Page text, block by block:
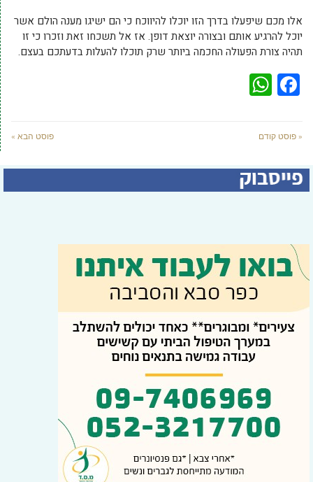
אלו מכם שיפעלו בדרך הזו יוכלו להיווכח כי הם ישיגו מענה הולם אשר
יוכל להרגיע אותם ובצורה יוצאת דופן. אז אל תשכחו זאת וזכרו כי זו
תהיה צורת הפעולה החכמה ביותר שרק תוכלו להעלות בדעתכם בעצם.
Facebook
« פוסט קודם פוסט הבא »